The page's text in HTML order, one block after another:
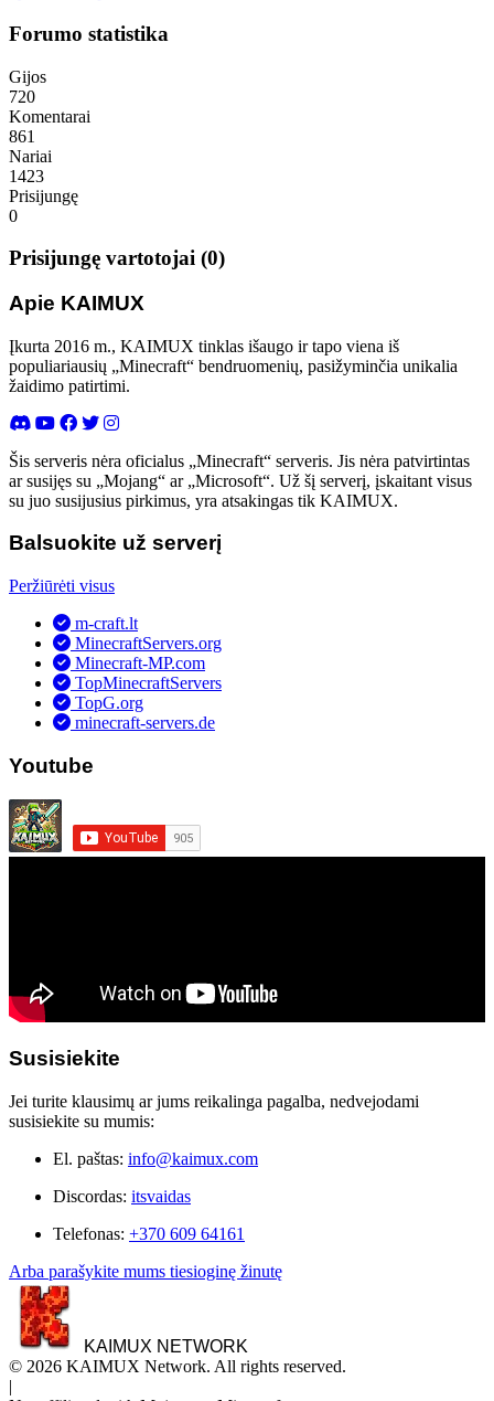
Forumo statistika
Gijos
720
Komentarai
861
Nariai
1423
Prisijungę
0
Prisijungę vartotojai (0)
Apie KAIMUX
Įkurta 2016 m., KAIMUX tinklas išaugo ir tapo viena iš
populiariausių „Minecraft“ bendruomenių, pasižyminčia unikalia
žaidimo patirtimi.
Šis serveris nėra oficialus „Minecraft“ serveris. Jis nėra patvirtintas
ar susijęs su „Mojang“ ar „Microsoft“. Už šį serverį, įskaitant visus
su juo susijusius pirkimus, yra atsakingas tik KAIMUX.
Balsuokite už serverį
Peržiūrėti visus
m-craft.lt
MinecraftServers.org
Minecraft-MP.com
TopMinecraftServers
TopG.org
minecraft-servers.de
Youtube
Susisiekite
Jei turite klausimų ar jums reikalinga pagalba, nedvejodami
susisiekite su mumis:
El. paštas: info@kaimux.com
Discordas: itsvaidas
Telefonas: +370 609 64161
Arba parašykite mums tiesioginę žinutę
KAIMUX NETWORK
© 2026 KAIMUX Network. All rights reserved.
|